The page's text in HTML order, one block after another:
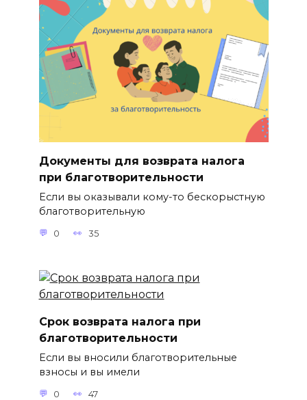
Документы для возврата налога
при благотворительности
Если вы оказывали кому-то бескорыстную
благотворительную
0 35
Срок возврата налога при
благотворительности
Если вы вносили благотворительные
взносы и вы имели
0 47